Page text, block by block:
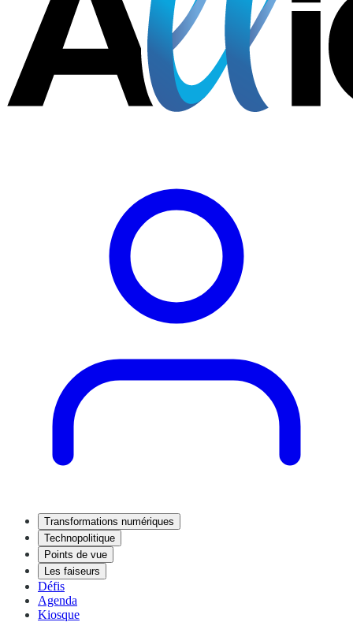
Transformations numériques
Technopolitique
Points de vue
Les faiseurs
Défis
Agenda
Kiosque